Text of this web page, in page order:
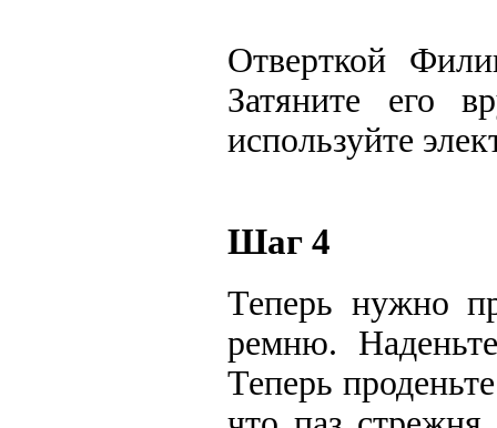
Отверткой
Затяните его
используйте
Шаг 4
Теперь нужно
ремню.
Теперь